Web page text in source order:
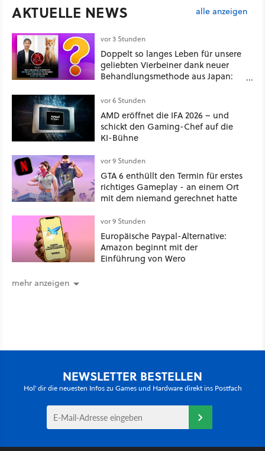
AKTUELLE NEWS alle anzeigen
vor 3 Stunden
Doppelt so langes Leben für unsere
geliebten Vierbeiner dank neuer
Behandlungsmethode aus Japan:
Kommentare zeigt, dass es nicht so
einfach ist
vor 6 Stunden
AMD eröffnet die IFA 2026 – und
schickt den Gaming-Chef auf die
KI-Bühne
vor 9 Stunden
GTA 6 enthüllt den Termin für erstes
richtiges Gameplay - an einem Ort
mit dem niemand gerechnet hatte
vor 9 Stunden
Europäische Paypal-Alternative:
Amazon beginnt mit der
Einführung von Wero
mehr anzeigen
NEWSLETTER BESTELLEN
Hol' dir die neuesten Infos zu Games und Hardware direkt ins Postfach